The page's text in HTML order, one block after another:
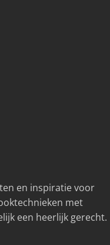
en inspiratie voor
met
een heerlijk gerecht.